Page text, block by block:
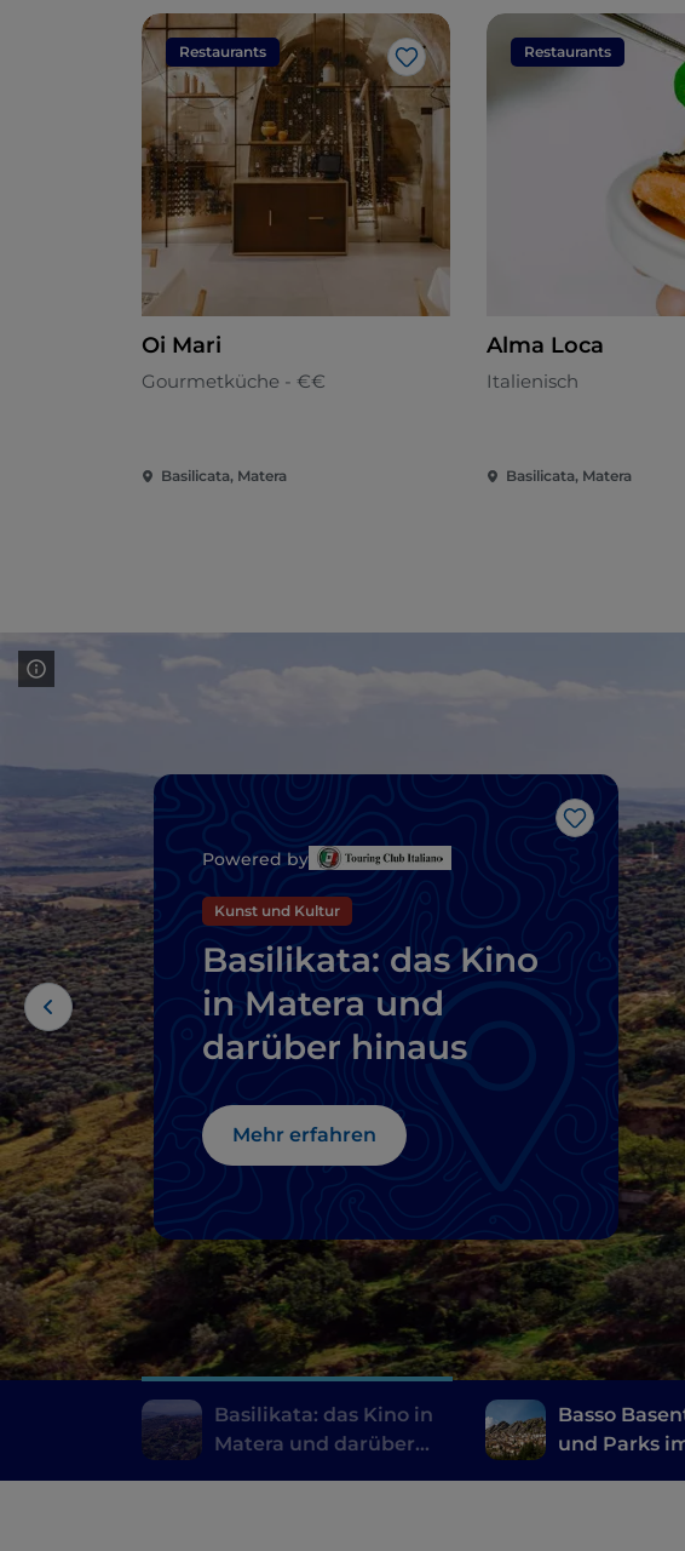
Restaurants
Like
Oi Mari
Gourmetküche - €€
Basilicata, Matera
Restaurants
Alma Loca
Italienisch
Basilicata, Matera
Like
Powered by
Kunst und Kultur
Basilikata: das Kino
in Matera und
darüber hinaus
Mehr erfahren
Basilikata: das Kino in
Matera und darüber
Basso
und Parks